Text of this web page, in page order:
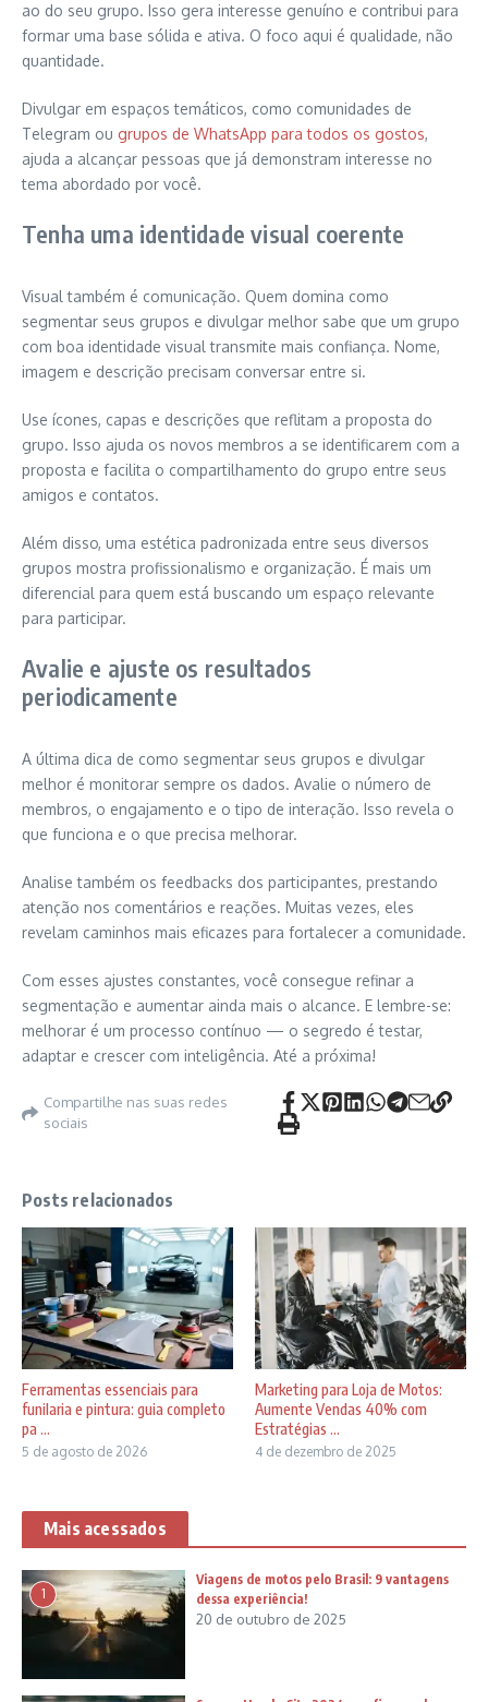
ao do seu grupo. Isso gera interesse genuíno e contribui para
formar uma base sólida e ativa. O foco aqui é qualidade, não
quantidade.
Divulgar em espaços temáticos, como comunidades de
Telegram ou grupos de WhatsApp para todos os gostos,
ajuda a alcançar pessoas que já demonstram interesse no
tema abordado por você.
Tenha uma identidade visual coerente
Visual também é comunicação. Quem domina como
segmentar seus grupos e divulgar melhor sabe que um grupo
com boa identidade visual transmite mais confiança. Nome,
imagem e descrição precisam conversar entre si.
Use ícones, capas e descrições que reflitam a proposta do
grupo. Isso ajuda os novos membros a se identificarem com a
proposta e facilita o compartilhamento do grupo entre seus
amigos e contatos.
Além disso, uma estética padronizada entre seus diversos
grupos mostra profissionalismo e organização. É mais um
diferencial para quem está buscando um espaço relevante
para participar.
Avalie e ajuste os resultados
periodicamente
A última dica de como segmentar seus grupos e divulgar
melhor é monitorar sempre os dados. Avalie o número de
membros, o engajamento e o tipo de interação. Isso revela o
que funciona e o que precisa melhorar.
Analise também os feedbacks dos participantes, prestando
atenção nos comentários e reações. Muitas vezes, eles
revelam caminhos mais eficazes para fortalecer a comunidade.
Com esses ajustes constantes, você consegue refinar a
segmentação e aumentar ainda mais o alcance. E lembre-se:
melhorar é um processo contínuo — o segredo é testar,
adaptar e crescer com inteligência. Até a próxima!
Compartilhe nas suas redes
sociais
Posts relacionados
Ferramentas essenciais para
funilaria e pintura: guia completo
pa ...
5 de agosto de 2026
Marketing para Loja de Motos:
Aumente Vendas 40% com
Estratégias ...
4 de dezembro de 2025
Mais acessados
1
Viagens de motos pelo Brasil: 9 vantagens
dessa experiência!
20 de outubro de 2025